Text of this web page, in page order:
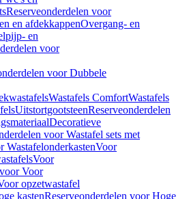
Reserveonderdelen voor
en afdekkappenOvergang- en
en
voor
voor Dubbele
Wastafels ComfortWastafels
UitstortgootsteenReserveonderdelen
Decoratieve
voor Wastafel sets met
WastafelonderkastenVoor
Voor
Voor
opzetwastafel
kastenReserveonderdelen voor Hoge